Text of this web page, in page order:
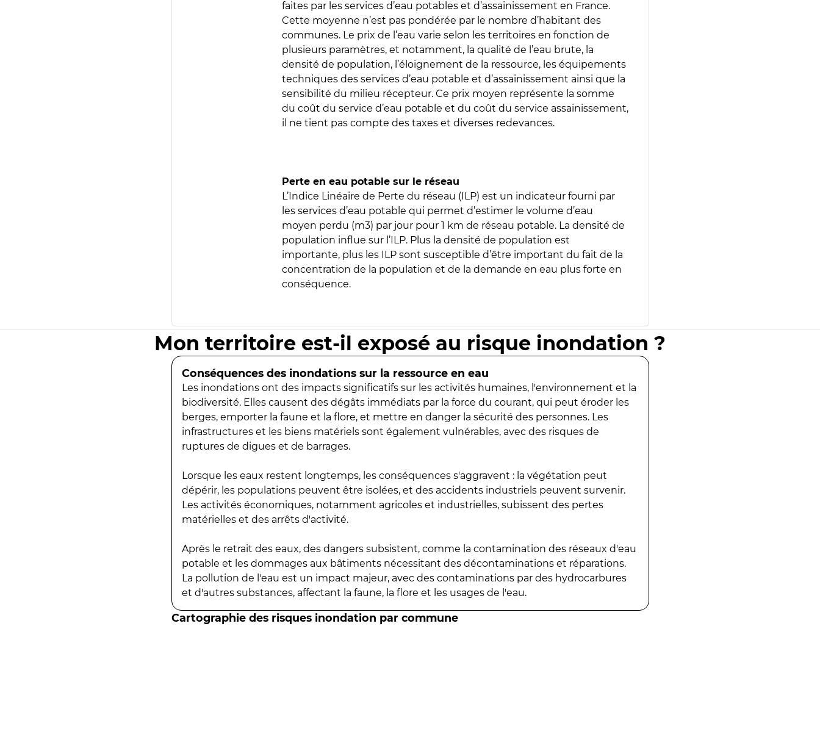
faites par les services d’eau potables et d’assainissement en France.
Cette moyenne n’est pas pondérée par le nombre d’habitant des
communes. Le prix de l’eau varie selon les territoires en fonction de
plusieurs paramètres, et notamment, la qualité de l’eau brute, la
densité de population, l’éloignement de la ressource, les équipements
techniques des services d’eau potable et d’assainissement ainsi que la
sensibilité du milieu récepteur. Ce prix moyen représente la somme
du coût du service d’eau potable et du coût du service assainissement,
il ne tient pas compte des taxes et diverses redevances.
Perte en eau potable sur le réseau
L’Indice Linéaire de Perte du réseau (ILP) est un indicateur fourni par
les services d’eau potable qui permet d’estimer le volume d’eau
moyen perdu (m3) par jour pour 1 km de réseau potable. La densité de
population influe sur l’ILP. Plus la densité de population est
importante, plus les ILP sont susceptible d’être important du fait de la
concentration de la population et de la demande en eau plus forte en
conséquence.
Mon territoire est-il exposé au risque inondation ?
Conséquences des inondations sur la ressource en eau
Les inondations ont des impacts significatifs sur les activités humaines, l'environnement et la
biodiversité. Elles causent des dégâts immédiats par la force du courant, qui peut éroder les
berges, emporter la faune et la flore, et mettre en danger la sécurité des personnes. Les
infrastructures et les biens matériels sont également vulnérables, avec des risques de
ruptures de digues et de barrages.
Lorsque les eaux restent longtemps, les conséquences s'aggravent : la végétation peut
dépérir, les populations peuvent être isolées, et des accidents industriels peuvent survenir.
Les activités économiques, notamment agricoles et industrielles, subissent des pertes
matérielles et des arrêts d'activité.
Après le retrait des eaux, des dangers subsistent, comme la contamination des réseaux d'eau
potable et les dommages aux bâtiments nécessitant des décontaminations et réparations.
La pollution de l'eau est un impact majeur, avec des contaminations par des hydrocarbures
et d'autres substances, affectant la faune, la flore et les usages de l'eau.
Cartographie des risques inondation par commune